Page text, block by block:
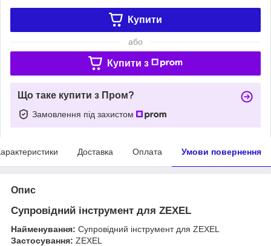
Купити
або
Купити з
Що таке купити з Пром?
Замовлення під захистом
Доставка Оплата Умови повернення
Опис
Супровідний інструмент для ZEXEL
Найменування: Супровідний інструмент для ZEXEL
Застосування: ZEXEL